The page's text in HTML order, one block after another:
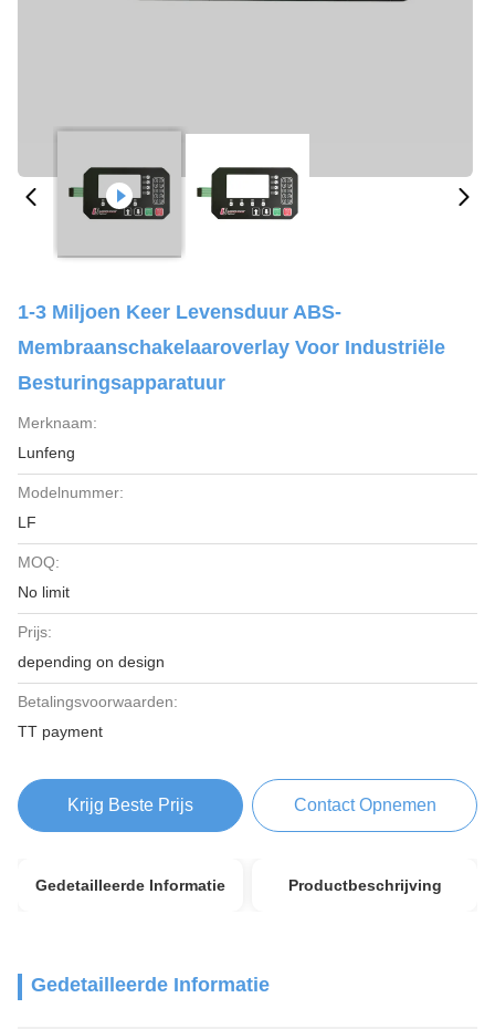
1-3 Miljoen Keer Levensduur ABS-
Membraanschakelaaroverlay Voor Industriële
Besturingsapparatuur
Merknaam:
Lunfeng
Modelnummer:
LF
MOQ:
No limit
Prijs:
depending on design
Betalingsvoorwaarden:
TT payment
Krijg Beste Prijs Contact Opnemen
Gedetailleerde Informatie Productbeschrijving
Gedetailleerde Informatie